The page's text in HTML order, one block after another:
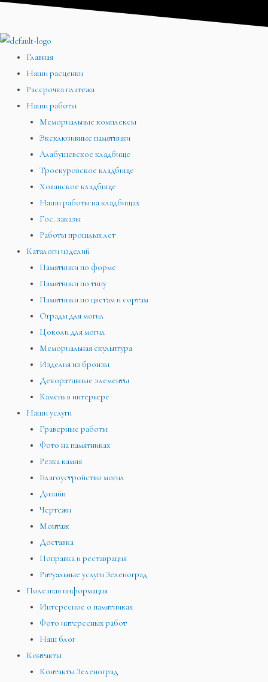
Перейти
содержимому
Главная
Наши расценки
Рассрочка платежа
Наши работы
Мемориальные комплексы
Эксклюзивные памятники
Алабушевское кладбище
Троекуровское кладбище
Хованское кладбище
Наши работы на кладбищах
Гос. заказы
Работы прошлых лет
Каталоги изделий
Памятники по форме
Памятники по типу
Памятники по цветам и сортам
Ограды для могил
Цоколи для могил
Мемориальная скульптура
Изделия из бронзы
Декоративные элементы
Камень в интерьере
Наши услуги
Граверные работы
Фото на памятниках
Резка камня
Благоустройство могил
Дизайн
Чертежи
Монтаж
Доставка
Поправка и реставрация
Ритуальные услуги Зеленоград
Полезная информация
Интересное о памятниках
Фото интересных работ
Наш блог
Контакты
Контакты Зеленоград